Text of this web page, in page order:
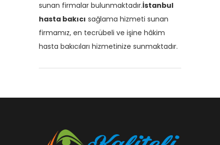
sunan firmalar bulunmaktadır.İstanbul
hasta bakıcı sağlama hizmeti sunan
firmamız, en tecrübeli ve işine hâkim
hasta bakıcıları hizmetinize sunmaktadır.